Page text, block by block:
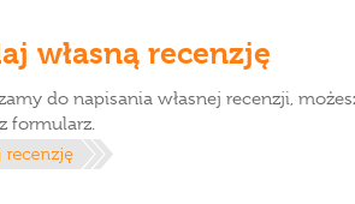
własną recenzję
do napisania własnej recenzji,
formularz.